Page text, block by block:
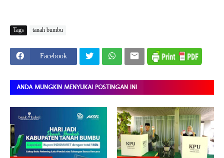
Tags tanah bumbu
Facebook
ANDA MUNGKIN MENYUKAI POSTINGAN INI